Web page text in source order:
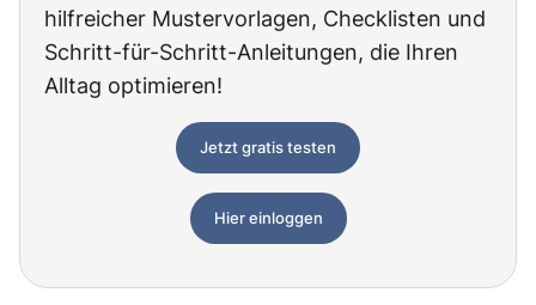
hilfreicher Mustervorlagen, Checklisten und
Schritt-für-Schritt-Anleitungen, die Ihren
Alltag optimieren!
Jetzt gratis testen
Hier einloggen